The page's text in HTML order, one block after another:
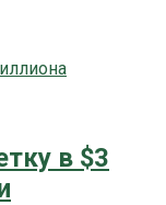
в $3